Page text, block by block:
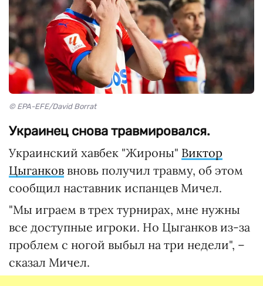
© EPA-EFE/David Borrat
Украинец снова травмировался.
Украинский хавбек "Жироны" Виктор
Цыганков вновь получил травму, об этом
сообщил наставник испанцев Мичел.
"Мы играем в трех турнирах, мне нужны
все доступные игроки. Но Цыганков из-за
проблем с ногой выбыл на три недели", –
сказал Мичел.